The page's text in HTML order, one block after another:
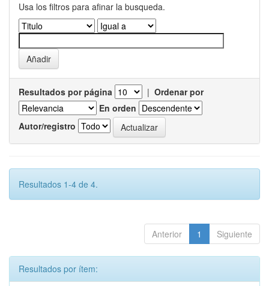
Usa los filtros para afinar la busqueda.
Resultados por página | Ordenar por
En orden
Autor/registro
Resultados 1-4 de 4.
Anterior 1 Siguiente
Resultados por ítem: